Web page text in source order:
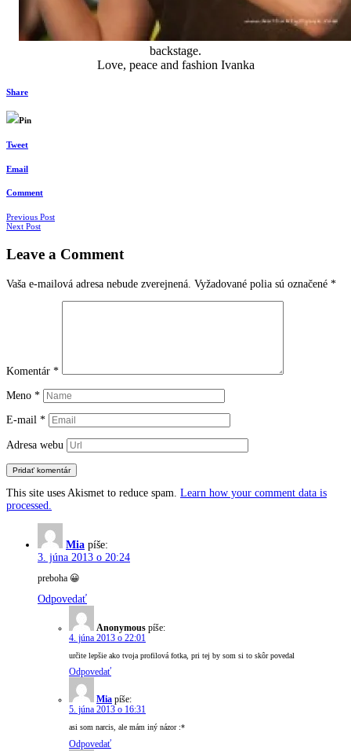
backstage.
Love, peace and fashion Ivanka
Share
Pin
Tweet
Email
Comment
Navigácia
článkoch
Previous Post
Next Post
Leave a Comment
Vaša e-mailová adresa nebude zverejnená. Vyžadované polia sú označené *
Komentár *
Meno *
E-mail *
Adresa webu
This site uses Akismet to reduce spam. Learn how your comment data is
processed.
Mia píše:
3. júna 2013 o 20:24
preboha 😀
Odpovedať
Anonymous píše:
4. júna 2013 o 22:01
určite lepšie ako tvoja profilová fotka, pri tej by som si to skôr povedal
Odpovedať
Mia píše:
5. júna 2013 o 16:31
asi som narcis, ale mám iný názor :*
Odpovedať